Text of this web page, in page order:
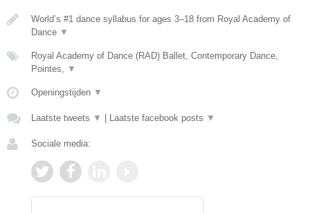
World’s #1 dance syllabus for ages 3–18 from Royal Academy of
Dance ▼
Royal Academy of Dance (RAD) Ballet, Contemporary Dance,
Pointes, ▼
Openingstijden ▼
Laatste tweets ▼ Laatste facebook posts ▼
Sociale media: